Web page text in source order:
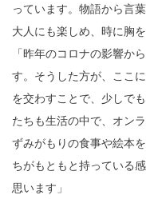
っています。物語から言
大人にも楽しめ、時に胸
「昨年のコロナの影響か
す。そうした方が、ここ
を交わすことで、少しで
たちも生活の中で、オン
ずみがもりの食事や絵本
ちがもともと持っている
思います」